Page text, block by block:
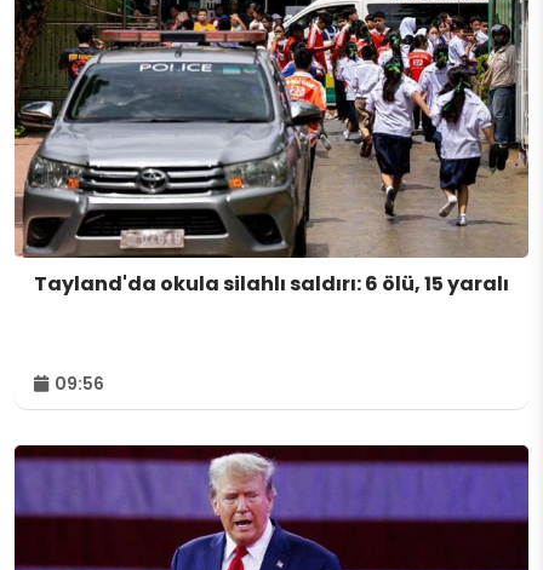
Tayland'da okula silahlı saldırı: 6 ölü, 15 yaralı
09:56